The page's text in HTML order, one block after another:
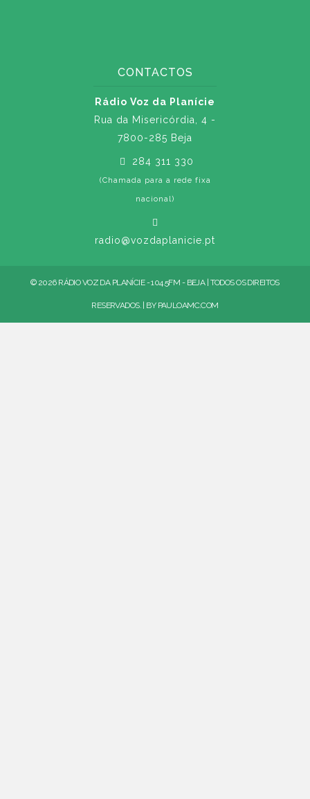
CONTACTOS
Rádio Voz da Planície
Rua da Misericórdia, 4 -
7800-285 Beja
284 311 330
(Chamada para a rede fixa
nacional)
radio@vozdaplanicie.pt
© 2026 RÁDIO VOZ DA PLANÍCIE - 104.5FM - BEJA | TODOS OS DIREITOS
RESERVADOS. | BY PAULOAMC.COM